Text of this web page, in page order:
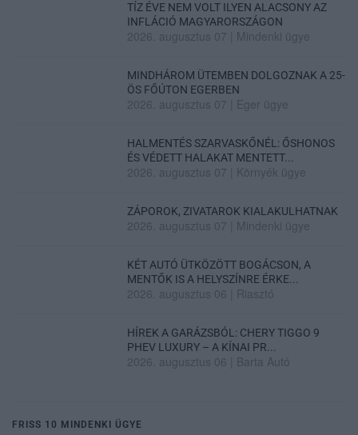
TÍZ ÉVE NEM VOLT ILYEN ALACSONY AZ
INFLÁCIÓ MAGYARORSZÁGON
2026. augusztus 07 Mindenki ügye
MINDHÁROM ÜTEMBEN DOLGOZNAK A 25-
ÖS FŐÚTON EGERBEN
2026. augusztus 07 Eger ügye
HALMENTÉS SZARVASKŐNÉL: ŐSHONOS
ÉS VÉDETT HALAKAT MENTETT...
2026. augusztus 07 Környék ügye
ZÁPOROK, ZIVATAROK KIALAKULHATNAK
2026. augusztus 07 Mindenki ügye
KÉT AUTÓ ÜTKÖZÖTT BOGÁCSON, A
MENTŐK IS A HELYSZÍNRE ÉRKE...
2026. augusztus 06 Riasztó
HÍREK A GARÁZSBÓL: CHERY TIGGO 9
PHEV LUXURY – A KÍNAI PR...
2026. augusztus 06 Barta Autó
FRISS 10 MINDENKI ÜGYE